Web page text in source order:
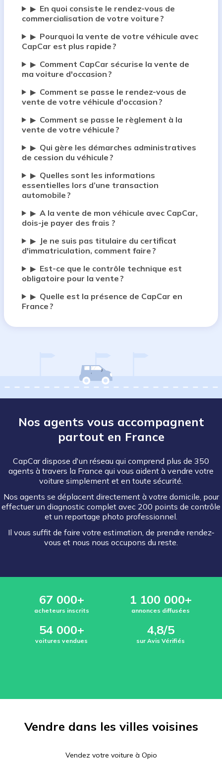
▶ En quoi consiste le rendez-vous de
commercialisation de votre voiture ?
▶ Pourquoi la vente de votre véhicule avec
CapCar est plus rapide ?
▶ Comment CapCar sécurise la vente de
ma voiture d'occasion ?
▶ Comment se passe le rendez-vous de
vente de votre véhicule d'occasion ?
▶ Comment se passe le règlement à la
vente de votre véhicule ?
▶ Qui gère les démarches administratives
de cession du véhicule ?
▶ Quelles sont les informations
essentielles lors d’une transaction
automobile ?
▶ A la vente de mon véhicule avec CapCar,
dois-je payer des frais ?
▶
Je ne suis pas titulaire du certificat
d'immatriculation, comment faire ?
▶ Est-ce que le contrôle technique est
obligatoire pour la vente ?
▶ Quelle est la présence de CapCar en
France ?
Nos agents vous accompagnent
partout en France
CapCar dispose d'un réseau qui comprend plus de 350
agents à travers la France qui vous aident à vendre votre
voiture simplement et en toute sécurité.
Nos agents se déplacent directement à votre domicile, pour
effectuer un diagnostic complet avec 200 points de contrôle
et un reportage photo professionnel.
Il vous suffit de faire votre estimation, de prendre rendez-
vous et nous nous occupons du reste.
67 000+
acheteurs inscrits
1 100 000+
annonces diffusées
54 000+
voitures vendues
4,8/5
sur Avis Vérifiés
Vendre dans les villes voisines
Vendez votre voiture à Opio